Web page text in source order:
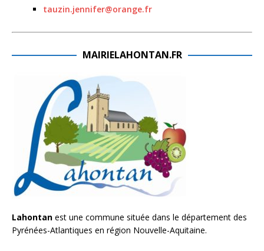
tauzin.jennifer@orange.fr
MAIRIELAHONTAN.FR
Lahontan est une commune située dans le département des
Pyrénées-Atlantiques en région Nouvelle-Aquitaine.